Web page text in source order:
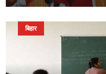
बिहार